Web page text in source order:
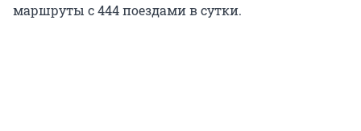
маршруты с 444 поездами в сутки.